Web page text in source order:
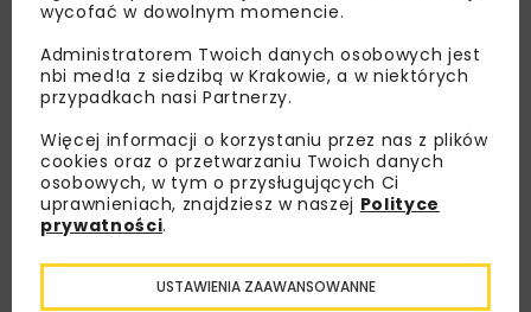
Lubisz wiedzieć więcej?
Zapisz się do newslettera aby otrzymywać od
nas najlepsze informacje branżowe,
zaproszenia na wydarzenia, atrakcyjne oferty i
wycofać w dowolnym momencie.
Administratorem Twoich danych osobowych jest
nbi med!a z siedzibą w Krakowie, a w niektórych
przypadkach nasi Partnerzy.
Więcej informacji o korzystaniu przez nas z plików
cookies oraz o przetwarzaniu Twoich danych
osobowych, w tym o przysługujących Ci
uprawnieniach, znajdziesz w naszej Polityce
prywatności.
USTAWIENIA ZAAWANSOWANNE